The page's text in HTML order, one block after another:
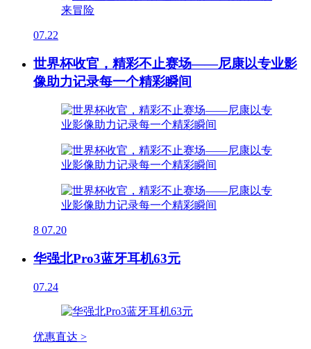
07.22
世界杯收官，精彩不止赛场——尼康以专业影
像助力记录每一个精彩瞬间
8 07.20
华强北Pro3蓝牙耳机63元
07.24
优惠直达 >